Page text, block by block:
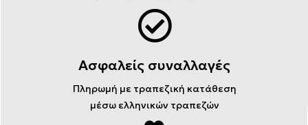
Ασφαλείς συναλλαγές
Πληρωμή με τραπεζική κατάθεση
μέσω ελληνικών τραπεζών